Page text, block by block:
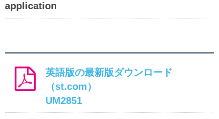
application
英語版の最新版ダウンロード
（st.com）
UM2851